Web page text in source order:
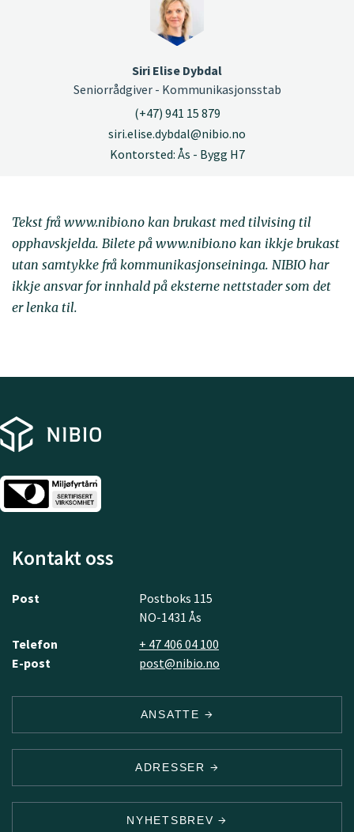
Siri Elise Dybdal
Seniorrådgiver - Kommunikasjonsstab
(+47) 941 15 879
siri.elise.dybdal@nibio.no
Kontorsted: Ås - Bygg H7
Tekst frå www.nibio.no kan brukast med tilvising til
opphavskjelda. Bilete på www.nibio.no kan ikkje brukast
utan samtykke frå kommunikasjonseininga. NIBIO har
ikkje ansvar for innhald på eksterne nettstader som det
er lenka til.
Kontakt oss
Post
Postboks 115
NO-1431 Ås
Telefon
+ 47 406 04 100
E-post
post@nibio.no
ANSATTE
ADRESSER
NYHETSBREV